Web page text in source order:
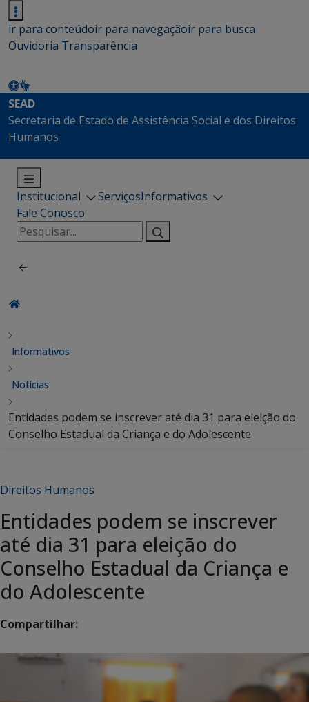
ir para conteúdoir para navegaçãoir para busca
Ouvidoria Transparência
SEAD
Secretaria de Estado de Assistência Social e dos Direitos
Humanos
Institucional ServiçosInformativos
Fale Conosco
Pesquisar
por:
Informativos
Notícias
Entidades podem se inscrever até dia 31 para eleição do
Conselho Estadual da Criança e do Adolescente
Direitos Humanos
Entidades podem se inscrever
até dia 31 para eleição do
Conselho Estadual da Criança e
do Adolescente
Compartilhar: